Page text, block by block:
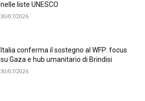
nelle liste UNESCO
30/07/2026
Italia conferma il sostegno al WFP: focus
su Gaza e hub umanitario di Brindisi
30/07/2026